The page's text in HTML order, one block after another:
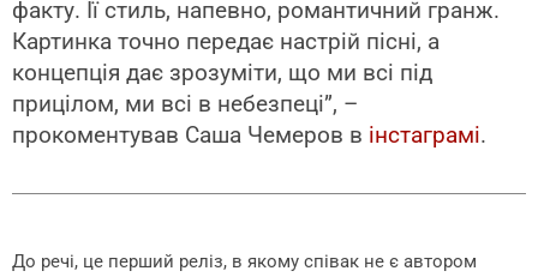
факту. Її стиль, напевно, романтичний гранж.
Картинка точно передає настрій пісні, а
концепція дає зрозуміти, що ми всі під
прицілом, ми всі в небезпеці”, –
прокоментував Саша Чемеров в інстаграмі.
До речі, це перший реліз, в якому співак не є автором